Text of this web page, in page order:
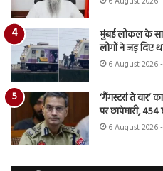
मुंबई लोकल के
लोगों ने जड़ दिए
6 August 2026
‘गैंगस्टरां ते वार’
पर छापेमारी, 454
6 August 2026